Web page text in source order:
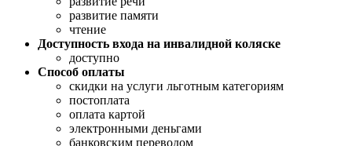
развитие памяти
чтение
Доступность входа на инвалидной коляске
доступно
Способ оплаты
скидки на услуги льготным категориям
постоплата
оплата картой
электронными деньгами
банковским переводом